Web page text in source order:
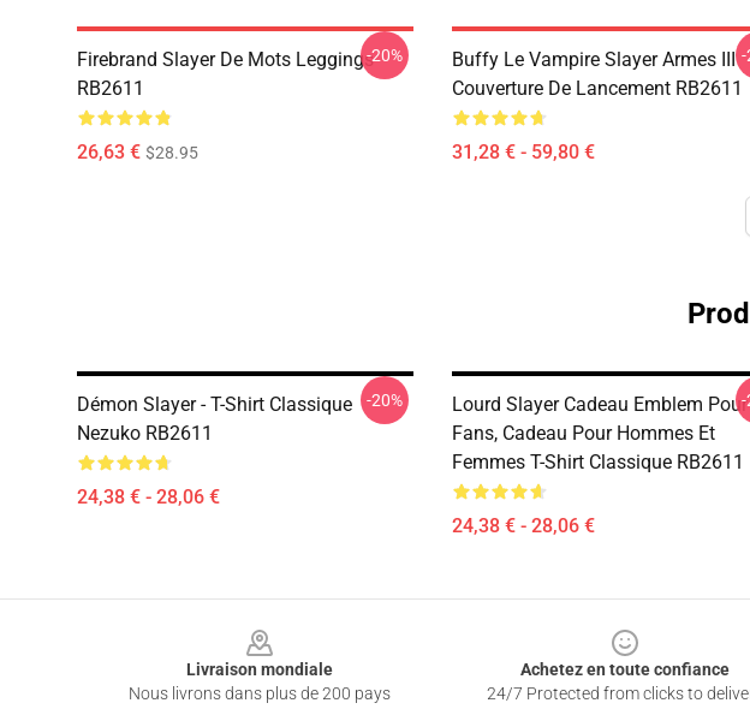
Firebrand Slayer De Mots Leggings
RB2611
26,63 € $28.95
-20%
Buffy Le Vampire Slayer Armes III
Couverture De Lancement RB2611
31,28 € - 59,80 €
-
Démon Slayer - T-Shirt Classique
Nezuko RB2611
24,38 € - 28,06 €
-20%
Lourd Slayer Cadeau Emblem
Fans, Cadeau Pour Hommes Et
Femmes T-Shirt Classique RB2611
24,38 € - 28,06 €
-
Livraison mondiale
Nous livrons dans plus de 200 pays
Achetez en toute confiance
24/7 Protected from clicks to